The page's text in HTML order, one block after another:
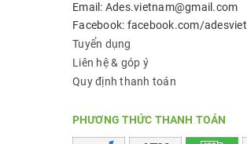
Email: Ades.vietnam@gmail.com
Facebook: facebook.com/
Tuyển dụng
Liên hệ & góp ý
Quy định thanh toán
PHƯƠNG THỨC THANH TOÁN